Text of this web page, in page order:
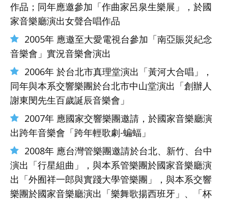
作品；同年應邀參加「作曲家呂泉生樂展」，於國
家音樂廳演出女聲合唱作品
2005年 應邀至大愛電視台參加「南亞賑災紀念
音樂會」實況音樂會演出
2006年 於台北市真理堂演出「黃河大合唱」，
同年與本系交響樂團於台北市中山堂演出「創辦人
謝東閔先生百歲誕辰音樂會」
2007年 應國家交響樂團邀請，於國家音樂廳演
出跨年音樂會「跨年輕歌劇-蝙蝠」
2008年 應台灣管樂團邀請於台北、新竹、台中
演出「行星組曲」，與本系管樂團於國家音樂廳演
出「外囿祥一郎與實踐大學管樂團」，與本系交響
樂團於國家音樂廳演出「樂舞歌揚西班牙」、「杯